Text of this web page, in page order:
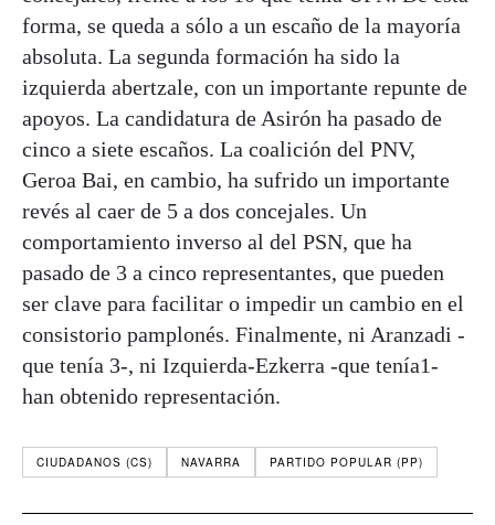
forma, se queda a sólo a un escaño de la mayoría
absoluta. La segunda formación ha sido la
izquierda abertzale, con un importante repunte de
apoyos. La candidatura de Asirón ha pasado de
cinco a siete escaños. La coalición del PNV,
Geroa Bai, en cambio, ha sufrido un importante
revés al caer de 5 a dos concejales. Un
comportamiento inverso al del PSN, que ha
pasado de 3 a cinco representantes, que pueden
ser clave para facilitar o impedir un cambio en el
consistorio pamplonés. Finalmente, ni Aranzadi -
que tenía 3-, ni Izquierda-Ezkerra -que tenía1-
han obtenido representación.
CIUDADANOS (CS) NAVARRA PARTIDO POPULAR (PP)